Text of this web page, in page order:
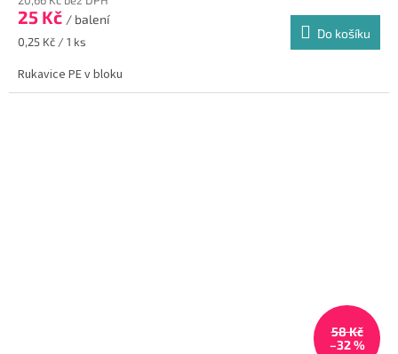
je
5,0
5
25 Kč / balení
Měrná
0,25 Kč / 1 ks
Do košíku
Rukavice PE v bloku
58 Kč
–32 %